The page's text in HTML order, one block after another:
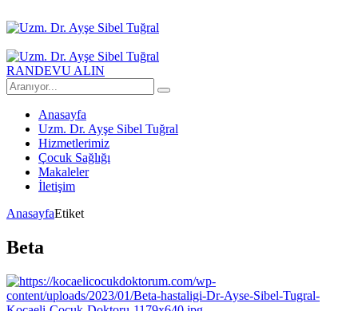
RANDEVU ALIN
Anasayfa
Uzm. Dr. Ayşe Sibel Tuğral
Hizmetlerimiz
Çocuk Sağlığı
Makaleler
İletişim
AnasayfaEtiket
Beta